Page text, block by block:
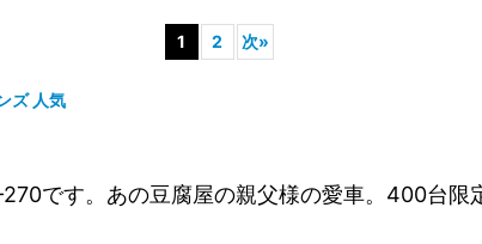
絞り込む
1 2 次»
ズ 人気
です。あの豆腐屋の親父様の愛車。400台